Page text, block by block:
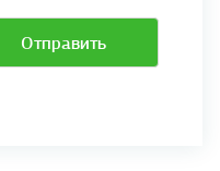
Отправить